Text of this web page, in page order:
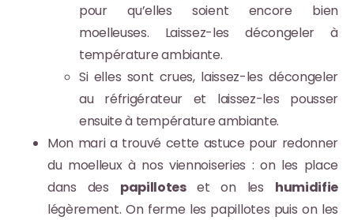
pour qu’elles soient encore bien
moelleuses. Laissez-les décongeler à
température ambiante.
Si elles sont crues, laissez-les décongeler
au réfrigérateur et laissez-les pousser
ensuite à température ambiante.
Mon mari a trouvé cette astuce pour redonner
du moelleux à nos viennoiseries : on les place
dans des papillotes et on les humidifie
légèrement. On ferme les papillotes puis on les